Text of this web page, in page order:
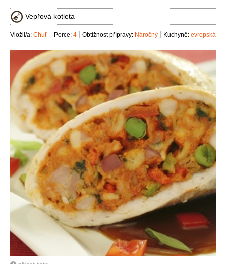
Vepřová kotleta
Vložil/a: Chuť Kuchyně: evropská
Obtížnost přípravy: Náročný
Porce: 4